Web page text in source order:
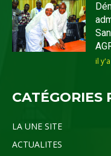
il
CATÉGORIES
LA UNE SITE
ACTUALITES